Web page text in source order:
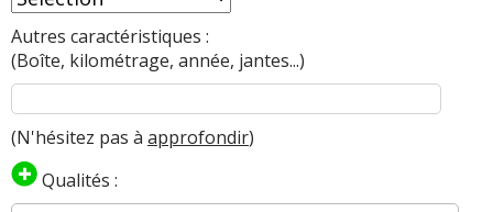
Autres caractéristiques :
(Boîte, kilométrage, année, jantes...)
(N'hésitez pas à approfondir)
Qualités :